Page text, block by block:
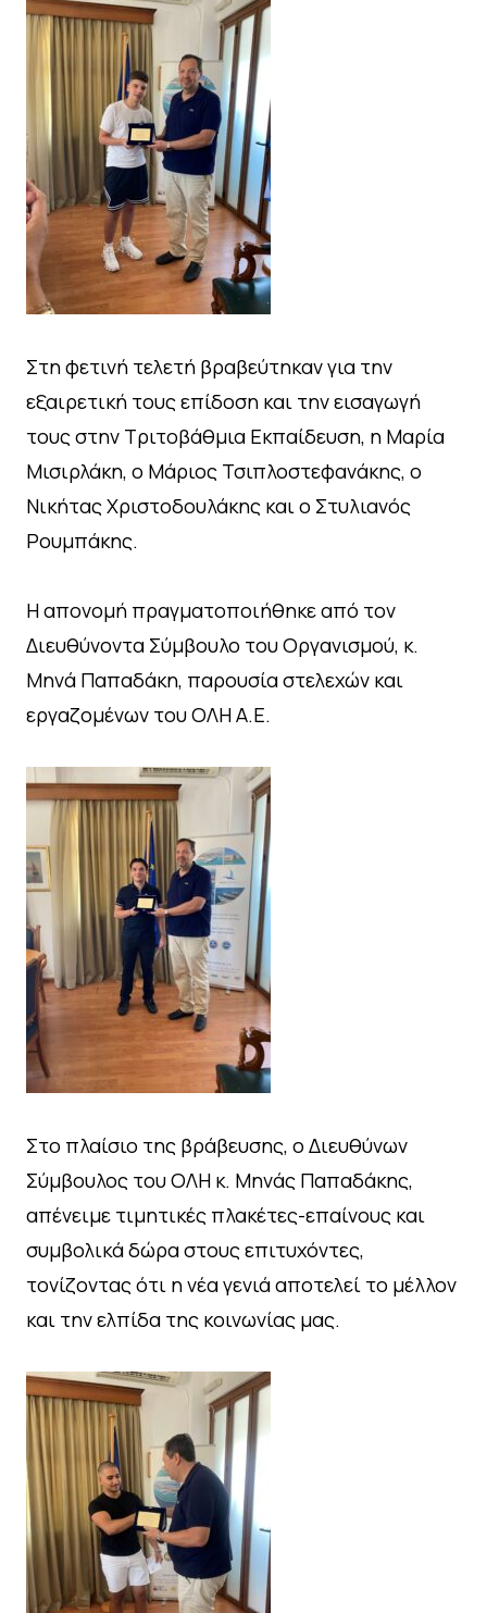
Στη φετινή τελετή βραβεύτηκαν για την
εξαιρετική τους επίδοση και την εισαγωγή
τους στην Τριτοβάθμια Εκπαίδευση, η Μαρία
Μισιρλάκη, ο Μάριος Τσιπλοστεφανάκης, ο
Νικήτας Χριστοδουλάκης και ο Στυλιανός
Ρουμπάκης.
Η απονομή πραγματοποιήθηκε από τον
Διευθύνοντα Σύμβουλο του Οργανισμού, κ.
Μηνά Παπαδάκη, παρουσία στελεχών και
εργαζομένων του ΟΛΗ Α.Ε.
Στο πλαίσιο της βράβευσης, ο Διευθύνων
Σύμβουλος του ΟΛΗ κ. Μηνάς Παπαδάκης,
απένειμε τιμητικές πλακέτες-επαίνους και
συμβολικά δώρα στους επιτυχόντες,
τονίζοντας ότι η νέα γενιά αποτελεί το μέλλον
και την ελπίδα της κοινωνίας μας.